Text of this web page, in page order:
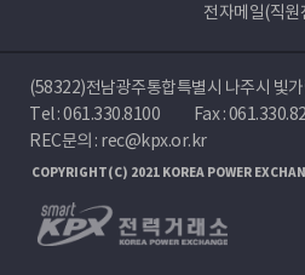
전자메일(직원
(58322)전남광주통합특별시 나주시 빛
Tel :061.330.8100
Fax :
REC문의 : rec@kpx.or.kr
COPYRIGHT(C) 2021 KOREA POWER